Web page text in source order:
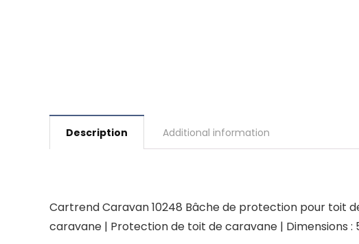
Description Additional information
Cartrend Caravan 10248 Bâche de protection pour toit
caravane | Protection de toit de caravane | Dimensions :